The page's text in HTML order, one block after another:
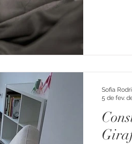
Luto
Educação
Sofia
5 de fev.